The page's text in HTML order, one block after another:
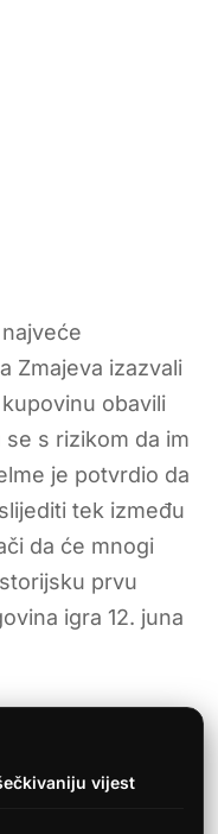
Zmajeva izazvali
obavili
s rizikom da im
je potvrdio da
tek između
da će mnogi
prvu
igra 12. juna
vijest